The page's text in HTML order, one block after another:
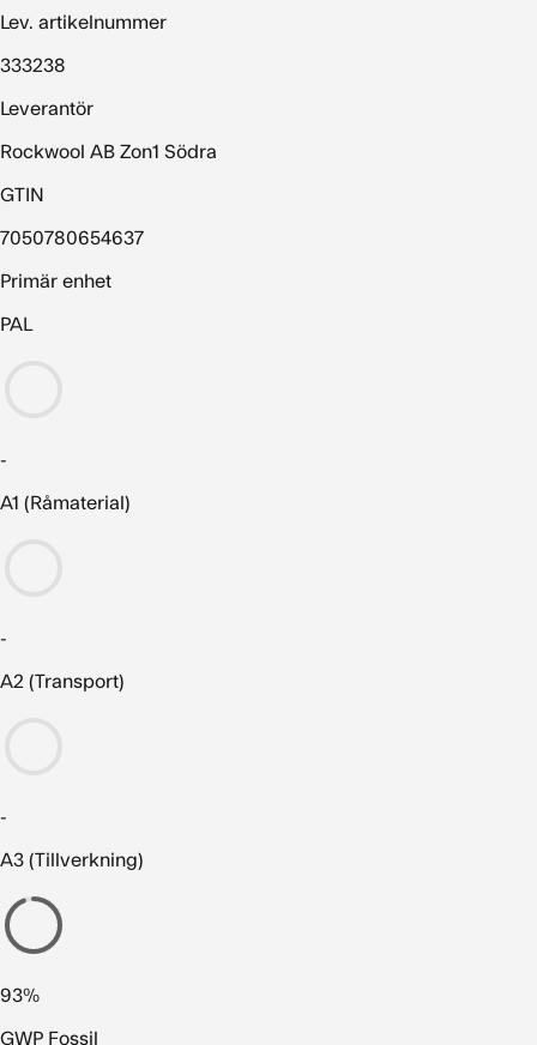
Lev. artikelnummer
333238
Leverantör
Rockwool AB Zon1 Södra
GTIN
7050780654637
Primär enhet
PAL
-
A1 (Råmaterial)
-
A2 (Transport)
-
A3 (Tillverkning)
93%
GWP Fossil